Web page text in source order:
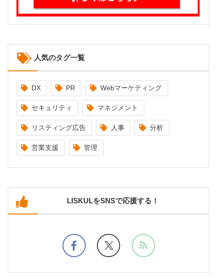
人気のタグ一覧
DX PR Webマーケティング
セキュリティ マネジメント
リスティング広告 人事 分析
営業支援 管理
LISKULをSNSで応援する！